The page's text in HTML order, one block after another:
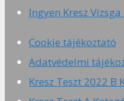
Ingyen Kresz Vizsga
Cookie tájékoztató
Adatvédelmi
Kresz Teszt 2022 B